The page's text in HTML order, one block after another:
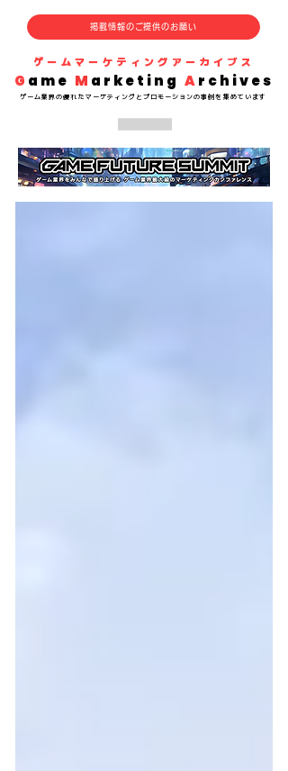
G ame M arketing Archives
​ゲーム業界の優れた マーケティングとプロモーションの事例を集めています
掲載情報のご提供のお願い
​ゲームマーケティングアーカイブス